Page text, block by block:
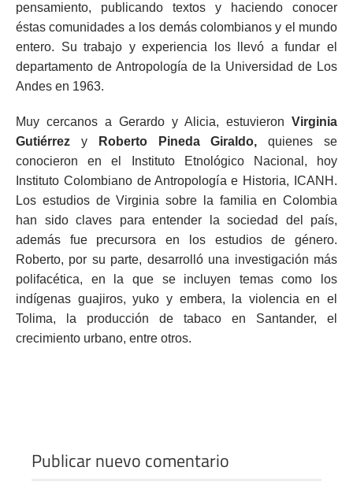
pensamiento, publicando textos y haciendo conocer
éstas comunidades a los demás colombianos y el mundo
entero. Su trabajo y experiencia los llevó a fundar el
departamento de Antropología de la Universidad de Los
Andes en 1963.
Muy cercanos a Gerardo y Alicia, estuvieron Virginia
Gutiérrez y Roberto Pineda Giraldo,quienes se
conocieron en el Instituto Etnológico Nacional, hoy
Instituto Colombiano de Antropología e Historia, ICANH.
Los estudios de Virginia sobre la familia en Colombia
han sido claves para entender la sociedad del país,
además fue precursora en los estudios de género.
Roberto, por su parte, desarrolló una investigación más
polifacética, en la que se incluyen temas como los
indígenas guajiros, yuko y embera, la violencia en el
Tolima, la producción de tabaco en Santander, el
crecimiento urbano, entre otros.
Publicar nuevo comentario